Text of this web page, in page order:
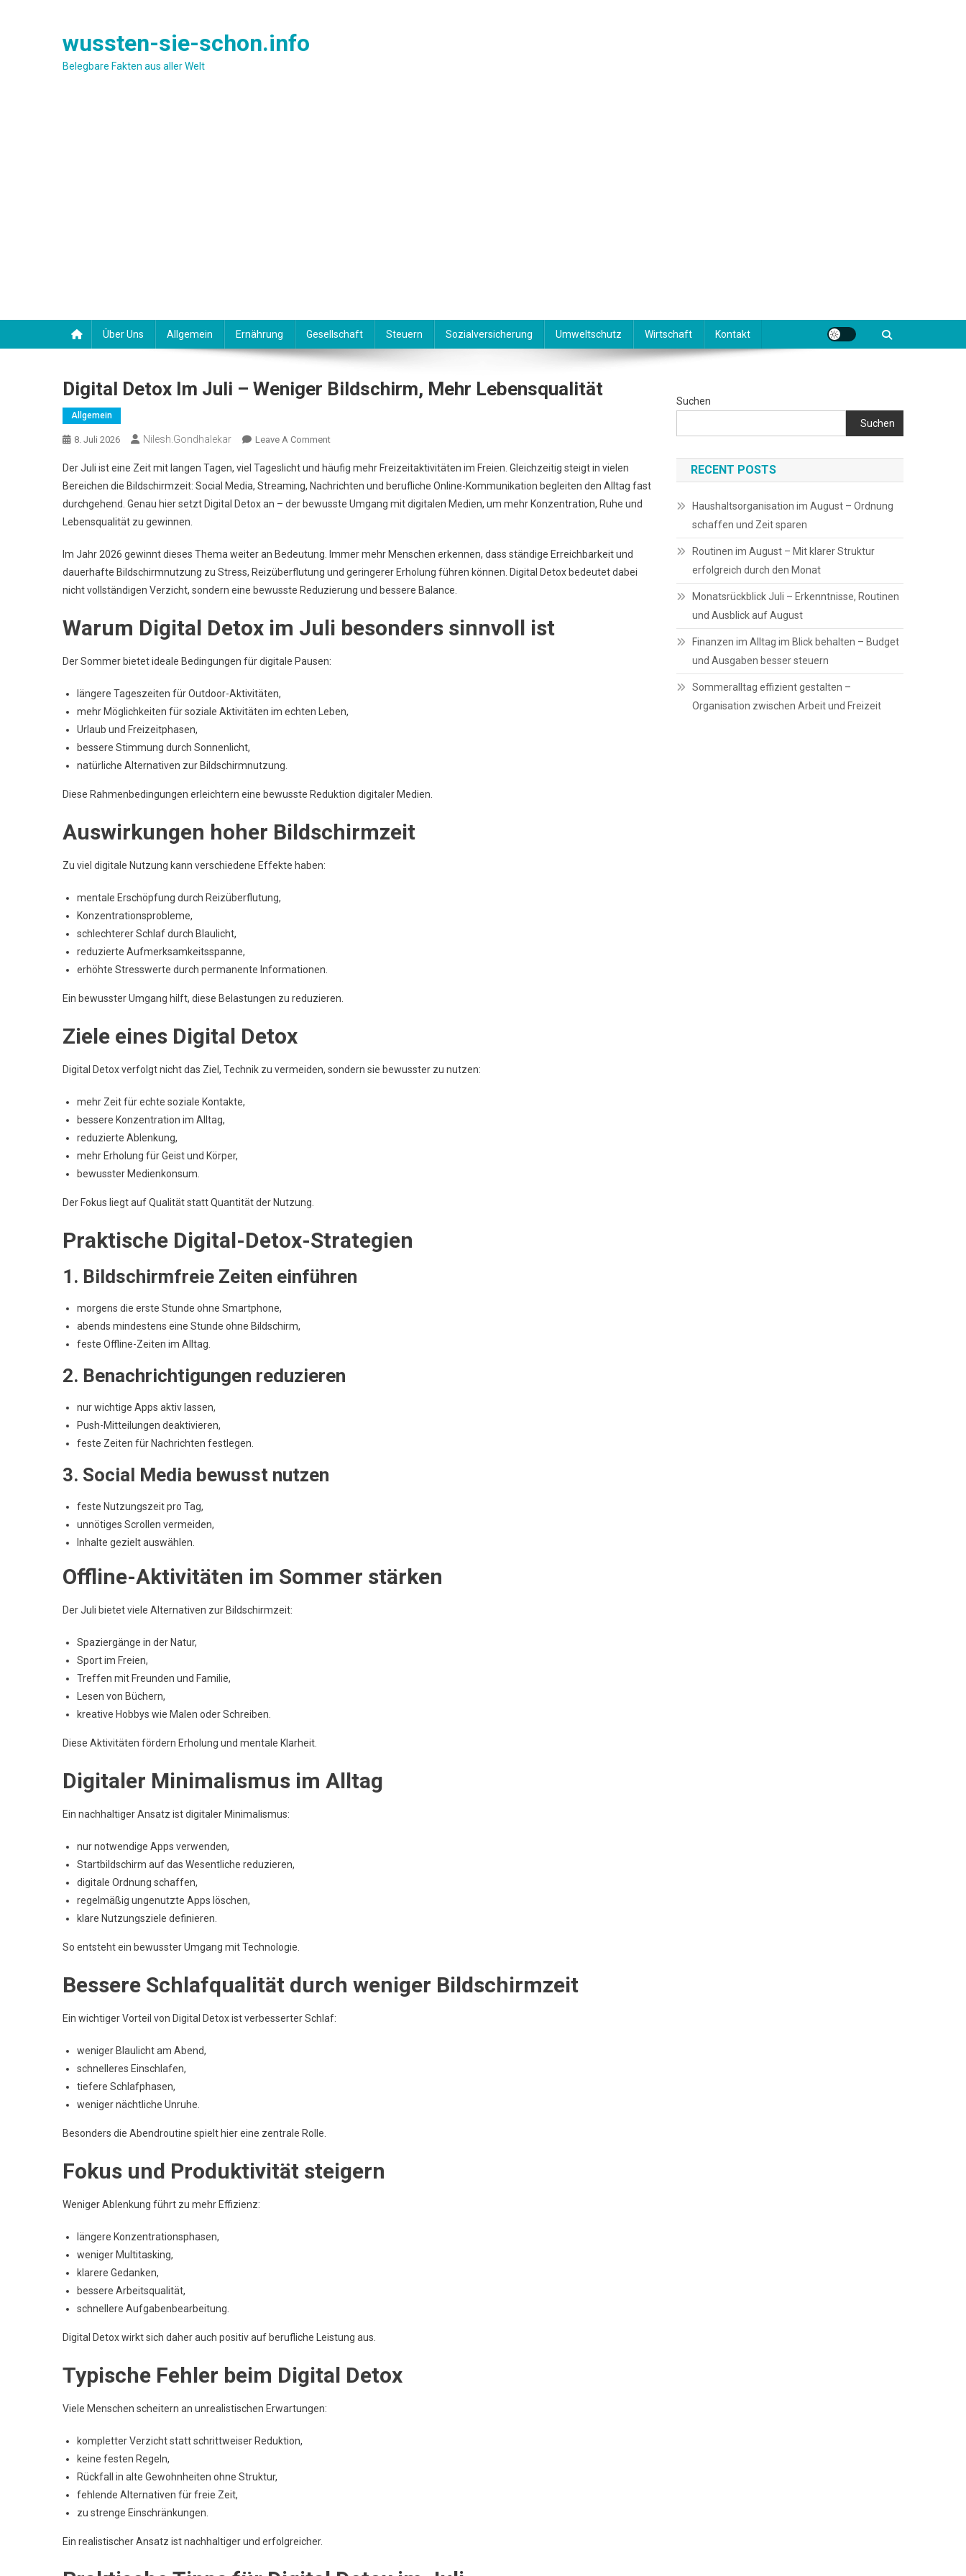
wussten-sie-schon.info
Belegbare Fakten aus aller Welt
Über Uns Allgemein Ernährung Gesellschaft Steuern Sozialversicherung Umweltschutz Wirtschaft Kontakt
Digital Detox Im Juli – Weniger Bildschirm, Mehr Lebensqualität
Allgemein
8. Juli 2026 Nilesh.gondhalekar Leave A CommentOn
Detox
Im
Juli
Bildschirm,
Mehr
Lebensqualität
Der Juli ist eine Zeit mit langen Tagen, viel Tageslicht und häufig mehr Freizeitaktivitäten im Freien. Gleichzeitig steigt in vielen
Bereichen die Bildschirmzeit: Social Media, Streaming, Nachrichten und berufliche Online-Kommunikation begleiten den Alltag fast
durchgehend. Genau hier setzt Digital Detox an – der bewusste Umgang mit digitalen Medien, um mehr Konzentration, Ruhe und
Lebensqualität zu gewinnen.
Im Jahr 2026 gewinnt dieses Thema weiter an Bedeutung. Immer mehr Menschen erkennen, dass ständige Erreichbarkeit und
dauerhafte Bildschirmnutzung zu Stress, Reizüberflutung und geringerer Erholung führen können. Digital Detox bedeutet dabei
nicht vollständigen Verzicht, sondern eine bewusste Reduzierung und bessere Balance.
Warum Digital Detox im Juli besonders sinnvoll ist
Der Sommer bietet ideale Bedingungen für digitale Pausen:
längere Tageszeiten für Outdoor-Aktivitäten,
mehr Möglichkeiten für soziale Aktivitäten im echten Leben,
Urlaub und Freizeitphasen,
bessere Stimmung durch Sonnenlicht,
natürliche Alternativen zur Bildschirmnutzung.
Diese Rahmenbedingungen erleichtern eine bewusste Reduktion digitaler Medien.
Auswirkungen hoher Bildschirmzeit
Zu viel digitale Nutzung kann verschiedene Effekte haben:
mentale Erschöpfung durch Reizüberflutung,
Konzentrationsprobleme,
schlechterer Schlaf durch Blaulicht,
reduzierte Aufmerksamkeitsspanne,
erhöhte Stresswerte durch permanente Informationen.
Ein bewusster Umgang hilft, diese Belastungen zu reduzieren.
Ziele eines Digital Detox
Digital Detox verfolgt nicht das Ziel, Technik zu vermeiden, sondern sie bewusster zu nutzen:
mehr Zeit für echte soziale Kontakte,
bessere Konzentration im Alltag,
reduzierte Ablenkung,
mehr Erholung für Geist und Körper,
bewusster Medienkonsum.
Der Fokus liegt auf Qualität statt Quantität der Nutzung.
Praktische Digital-Detox-Strategien
1. Bildschirmfreie Zeiten einführen
morgens die erste Stunde ohne Smartphone,
abends mindestens eine Stunde ohne Bildschirm,
feste Offline-Zeiten im Alltag.
2. Benachrichtigungen reduzieren
nur wichtige Apps aktiv lassen,
Push-Mitteilungen deaktivieren,
feste Zeiten für Nachrichten festlegen.
3. Social Media bewusst nutzen
feste Nutzungszeit pro Tag,
unnötiges Scrollen vermeiden,
Inhalte gezielt auswählen.
Offline-Aktivitäten im Sommer stärken
Der Juli bietet viele Alternativen zur Bildschirmzeit:
Spaziergänge in der Natur,
Sport im Freien,
Treffen mit Freunden und Familie,
Lesen von Büchern,
kreative Hobbys wie Malen oder Schreiben.
Diese Aktivitäten fördern Erholung und mentale Klarheit.
Digitaler Minimalismus im Alltag
Ein nachhaltiger Ansatz ist digitaler Minimalismus:
nur notwendige Apps verwenden,
Startbildschirm auf das Wesentliche reduzieren,
digitale Ordnung schaffen,
regelmäßig ungenutzte Apps löschen,
klare Nutzungsziele definieren.
So entsteht ein bewusster Umgang mit Technologie.
Bessere Schlafqualität durch weniger Bildschirmzeit
Ein wichtiger Vorteil von Digital Detox ist verbesserter Schlaf:
weniger Blaulicht am Abend,
schnelleres Einschlafen,
tiefere Schlafphasen,
weniger nächtliche Unruhe.
Besonders die Abendroutine spielt hier eine zentrale Rolle.
Fokus und Produktivität steigern
Weniger Ablenkung führt zu mehr Effizienz:
längere Konzentrationsphasen,
weniger Multitasking,
klarere Gedanken,
bessere Arbeitsqualität,
schnellere Aufgabenbearbeitung.
Digital Detox wirkt sich daher auch positiv auf berufliche Leistung aus.
Typische Fehler beim Digital Detox
Viele Menschen scheitern an unrealistischen Erwartungen:
kompletter Verzicht statt schrittweiser Reduktion,
keine festen Regeln,
Rückfall in alte Gewohnheiten ohne Struktur,
fehlende Alternativen für freie Zeit,
zu strenge Einschränkungen.
Ein realistischer Ansatz ist nachhaltiger und erfolgreicher.
Suchen
Suchen
RECENT POSTS
Haushaltsorganisation im August – Ordnung
schaffen und Zeit sparen
Routinen im August – Mit klarer Struktur
erfolgreich durch den Monat
Monatsrückblick Juli – Erkenntnisse, Routinen
und Ausblick auf August
Finanzen im Alltag im Blick behalten – Budget
und Ausgaben besser steuern
Sommeralltag effizient gestalten –
Organisation zwischen Arbeit und Freizeit